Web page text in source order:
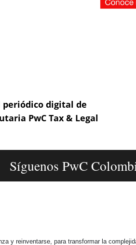
digital de
PwC Tax & Legal
Síguenos PwC
y reinventarse, para transformar la